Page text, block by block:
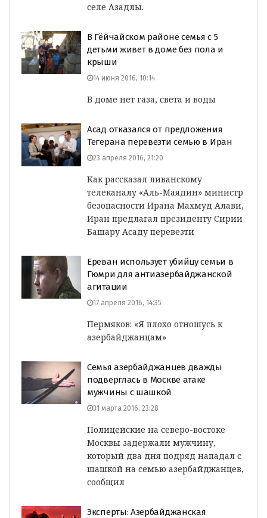
селе Азадлы.
В Гёйчайском районе семья с 5
детьми живет в доме без пола и
крыши
14 июня 2016, 10:14
В доме нет газа, света и воды
Асад отказался от предложения
Тегерана перевезти семью в Иран
23 апреля 2016, 21:20
Как рассказал ливанскому
телеканалу «Аль-Маядин» министр
безопасности Ирана Махмуд Алави,
Иран предлагал президенту Сирии
Башару Асаду перевезти
Ереван использует убийцу семьи в
Гюмри для антиазербайджанской
агитации
17 апреля 2016, 14:35
Пермяков: «Я плохо отношусь к
азербайджанцам»
Семья азербайджанцев дважды
подверглась в Москве атаке
мужчины с шашкой
31 марта 2016, 23:28
Полицейские на северо-востоке
Москвы задержали мужчину,
который два дня подряд нападал с
шашкой на семью азербайджанцев,
сообщил
Эксперты: Азербайджанская